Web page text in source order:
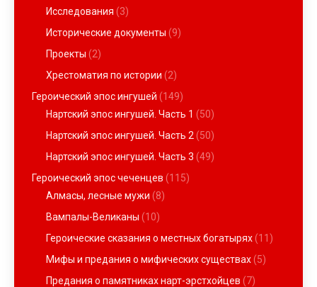
Исследования (3)
Исторические документы (9)
Проекты (2)
Хрестоматия по истории (2)
Героический эпос ингушей (149)
Нартский эпос ингушей. Часть 1 (50)
Нартский эпос ингушей. Часть 2 (50)
Нартский эпос ингушей. Часть 3 (49)
Героический эпос чеченцев (115)
Алмасы, лесные мужи (8)
Вампалы-Великаны (10)
Героические сказания о местных богатырях(11)
Мифы и предания о мифических существах(5)
Предания о памятниках нарт-эрстхойцев (7)